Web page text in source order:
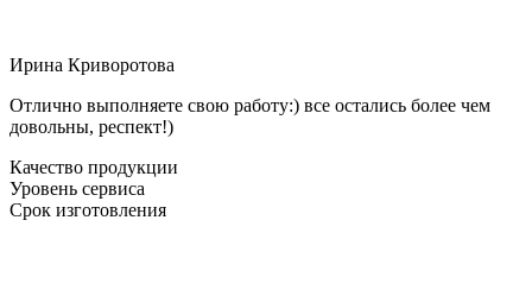
Ирина Криворотова
Отлично выполняете свою работу:) все остались более чем
довольны, респект!)
Качество продукции
Уровень сервиса
Срок изготовления